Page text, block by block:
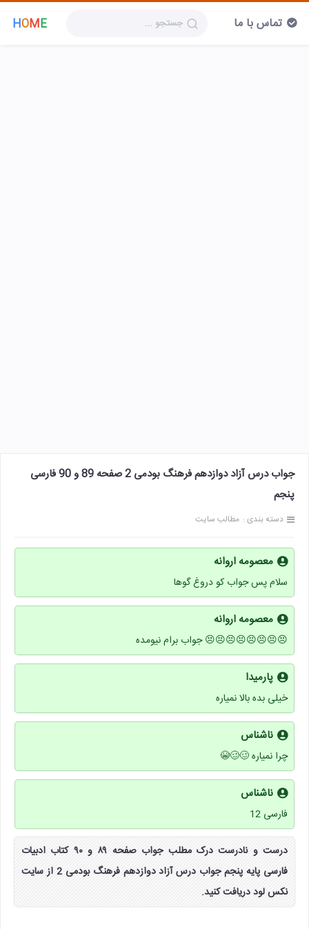
HOME تماس با ما
جواب درس آزاد دوازدهم فرهنگ بودمی 2 صفحه 89 و 90 فارسی
پنجم
دسته بندی : مطالب سایت
معصومه اروانه
سلام پس جواب کو دروغ گوها
معصومه اروانه
😣😣😣😣😣😣😣😣 جواب برام نیومده
پارمیدا
خیلی بده بالا نمیاره
ناشناس
چرا نمیاره 🥴🥴😭
ناشناس
فارسی 12
درست و نادرست درک مطلب جواب صفحه ۸۹ و ۹۰ کتاب ادبیات
فارسی پایه پنجم جواب درس آزاد دوازدهم فرهنگ بودمی 2 از سایت
نکس لود دریافت کنید.